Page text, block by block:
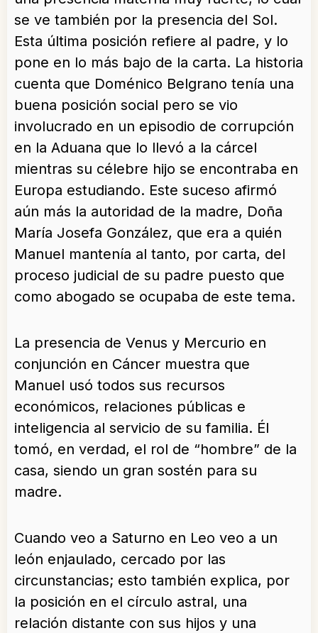
se ve también por la presencia del Sol.
Esta última posición refiere al padre, y lo
pone en lo más bajo de la carta. La historia
cuenta que Doménico Belgrano tenía una
buena posición social pero se vio
involucrado en un episodio de corrupción
en la Aduana que lo llevó a la cárcel
mientras su célebre hijo se encontraba en
Europa estudiando. Este suceso afirmó
aún más la autoridad de la madre, Doña
María Josefa González, que era a quién
Manuel mantenía al tanto, por carta, del
proceso judicial de su padre puesto que
como abogado se ocupaba de este tema.
La presencia de Venus y Mercurio en
conjunción en Cáncer muestra que
Manuel usó todos sus recursos
económicos, relaciones públicas e
inteligencia al servicio de su familia. Él
tomó, en verdad, el rol de “hombre” de la
casa, siendo un gran sostén para su
madre.
Cuando veo a Saturno en Leo veo a un
león enjaulado, cercado por las
circunstancias; esto también explica, por
la posición en el círculo astral, una
relación distante con sus hijos y una